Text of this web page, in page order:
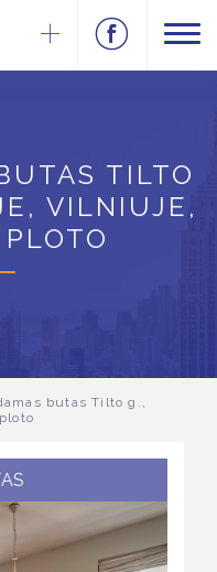
TILTO
VILNIUJE,
butas Tilto g.,